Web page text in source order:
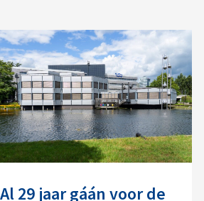
Al 29 jaar gáán voor de